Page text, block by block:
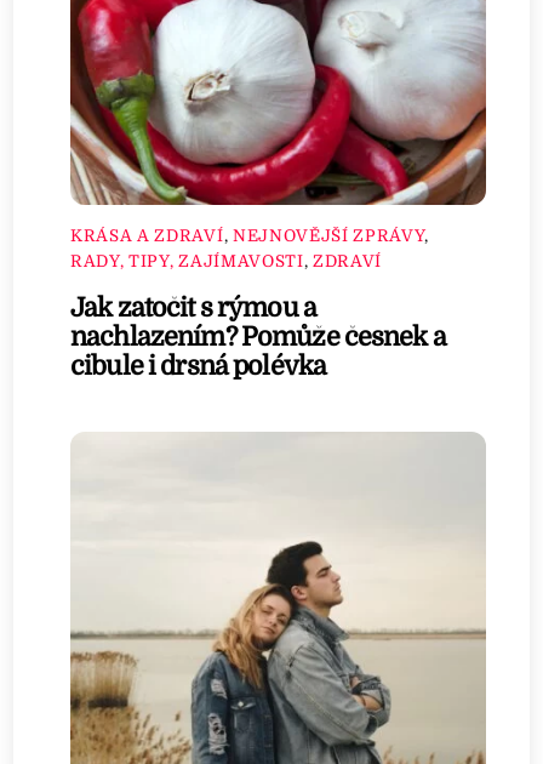
KRÁSA A ZDRAVÍ, NEJNOVĚJŠÍ ZPRÁVY,
RADY, TIPY, ZAJÍMAVOSTI, ZDRAVÍ
Jak zatočit s rýmou a
nachlazením? Pomůže česnek a
cibule i drsná polévka